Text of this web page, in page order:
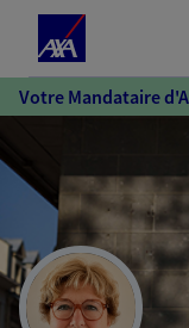
Votre Mandataire